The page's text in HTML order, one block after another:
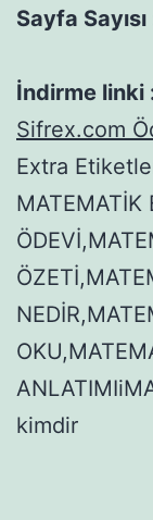
Sayfa Sayısı
İndirme linki
Sifrex.com
Extra
MATEMATİK
kimdir